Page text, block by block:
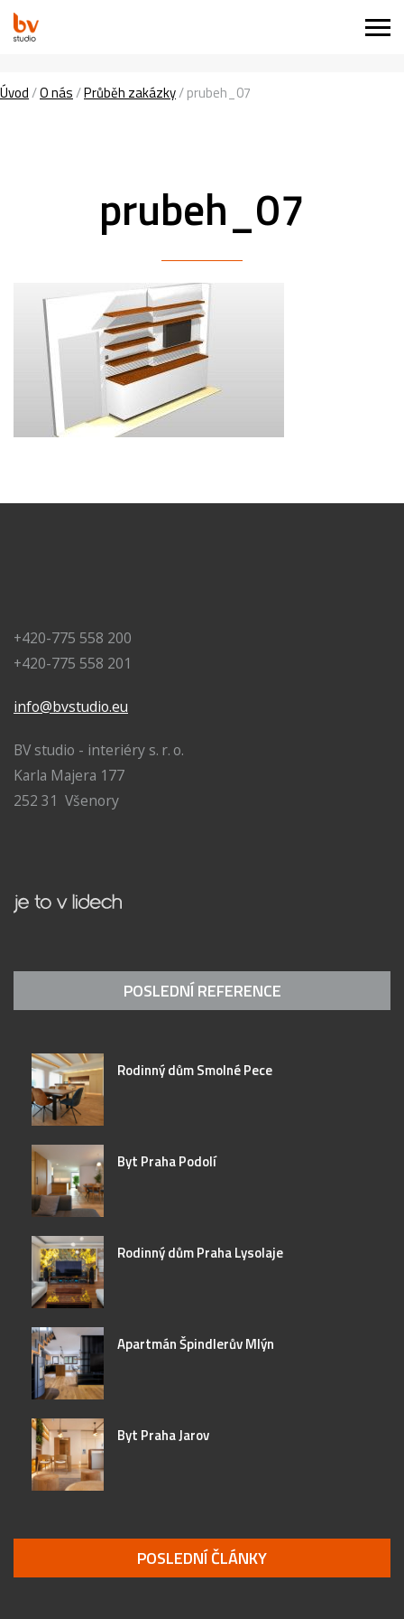
Úvod/O nás/Průběh zakázky/prubeh_07
prubeh_07
+420-775 558 200
+420-775 558 201
info@bvstudio.eu
BV studio - interiéry s. r. o.
Karla Majera 177
252 31 Všenory
POSLEDNÍ REFERENCE
Rodinný dům Smolné Pece
Byt Praha Podolí
Rodinný dům Praha Lysolaje
Apartmán Špindlerův Mlýn
Byt Praha Jarov
POSLEDNÍ ČLÁNKY